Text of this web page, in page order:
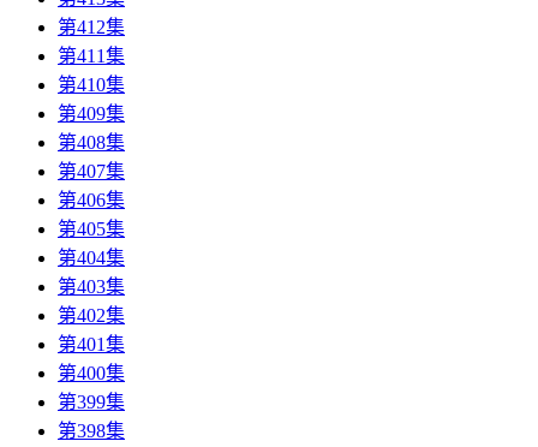
第412集
第411集
第410集
第409集
第408集
第407集
第406集
第405集
第404集
第403集
第402集
第401集
第400集
第399集
第398集